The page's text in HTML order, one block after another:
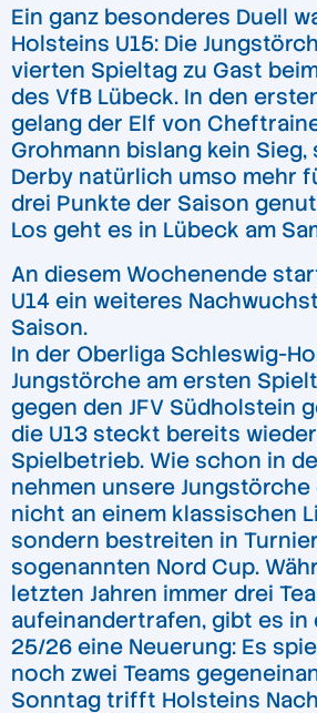
Ein ganz besonderes Duell
Holsteins U15: Die
vierten Spieltag zu Gast
des VfB Lübeck. In den
gelang der Elf von
Grohmann bislang kein
Derby natürlich umso mehr
drei Punkte der Saison
Los geht es in Lübeck am
An diesem Wochenende
U14 ein weiteres
Saison.
In der Oberliga Schleswig-
Jungstörche am ersten
gegen den JFV Südholstein
die U13 steckt bereits
Spielbetrieb. Wie schon in
nehmen unsere
nicht an einem klassischen
sondern bestreiten in
sogenannten Nord Cup.
letzten Jahren immer drei
aufeinandertrafen, gibt es in
25/26 eine Neuerung: Es
noch zwei Teams
Sonntag trifft Holsteins